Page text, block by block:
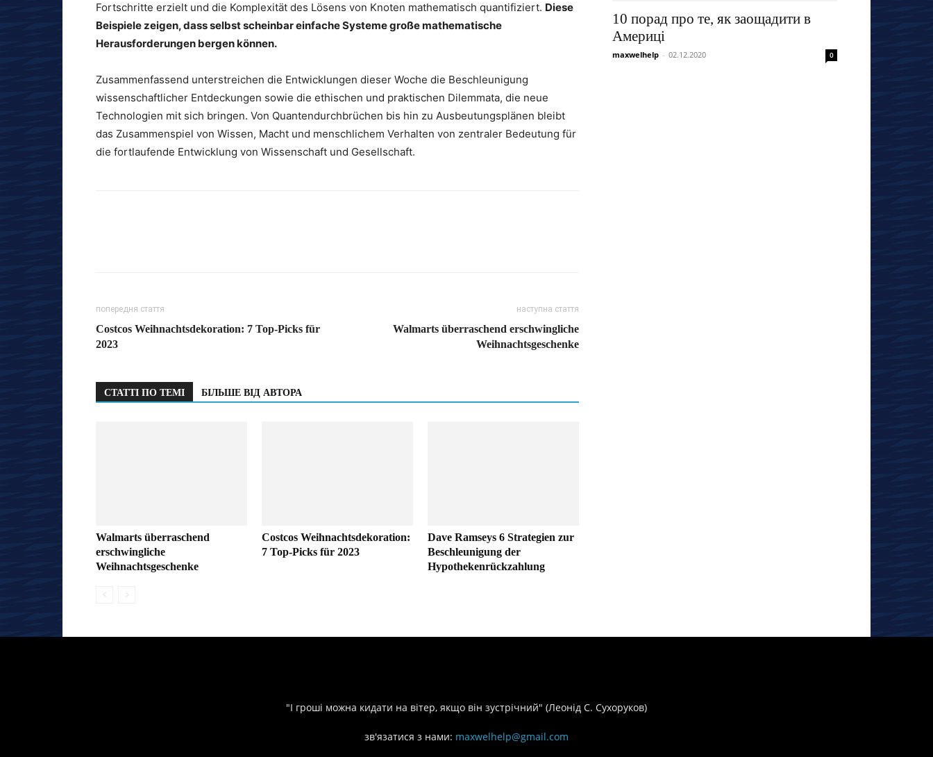
Fortschritte erzielt und die Komplexität des Lösens von Knoten mathematisch quantifiziert. Diese
Beispiele zeigen, dass selbst scheinbar einfache Systeme große mathematische
Herausforderungen bergen können.
Zusammenfassend unterstreichen die Entwicklungen dieser Woche die Beschleunigung
wissenschaftlicher Entdeckungen sowie die ethischen und praktischen Dilemmata, die neue
Technologien mit sich bringen. Von Quantendurchbrüchen bis hin zu Ausbeutungsplänen bleibt
das Zusammenspiel von Wissen, Macht und menschlichem Verhalten von zentraler Bedeutung für
die fortlaufende Entwicklung von Wissenschaft und Gesellschaft.
попередня стаття
Costcos Weihnachtsdekoration: 7 Top-Picks für
2023
наступна стаття
Walmarts überraschend erschwingliche
Weihnachtsgeschenke
СТАТТІ ПО ТЕМІ БІЛЬШЕ ВІД АВТОРА
Walmarts überraschend
erschwingliche
Weihnachtsgeschenke
Costcos Weihnachtsdekoration:
7 Top-Picks für 2023
Dave Ramseys 6 Strategien zur
Beschleunigung der
Hypothekenrückzahlung
10 порад про те, як заощадити в
Америці
maxwelhelp - 02.12.2020 0
"І гроші можна кидати на вітер, якщо він зустрічний" (Леонід С. Сухоруков)
зв'язатися з нами: maxwelhelp@gmail.com